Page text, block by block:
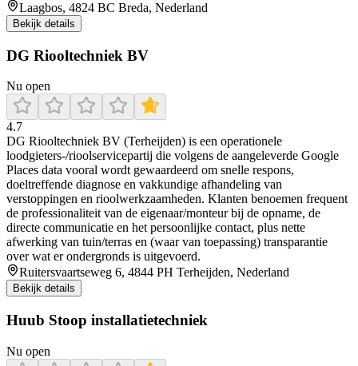
Laagbos, 4824 BC Breda, Nederland
Bekijk details
DG Riooltechniek BV
Nu open
4.7
DG Riooltechniek BV (Terheijden) is een operationele
loodgieters-/rioolservicepartij die volgens de aangeleverde Google
Places data vooral wordt gewaardeerd om snelle respons,
doeltreffende diagnose en vakkundige afhandeling van
verstoppingen en rioolwerkzaamheden. Klanten benoemen frequent
de professionaliteit van de eigenaar/monteur bij de opname, de
directe communicatie en het persoonlijke contact, plus nette
afwerking van tuin/terras en (waar van toepassing) transparantie
over wat er ondergronds is uitgevoerd.
Ruitersvaartseweg 6, 4844 PH Terheijden, Nederland
Bekijk details
Huub Stoop installatietechniek
Nu open